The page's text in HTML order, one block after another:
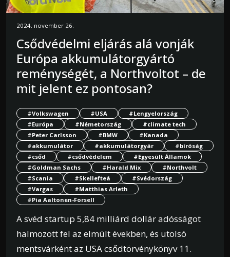
2024. november 26.
Csődvédelmi eljárás alá vonják
Európa akkumulátorgyártó
reménységét, a Northvoltot – de
mit jelent ez pontosan?
#Volkswagen #USA
#Lengyelország
#Európa
#Németország
#climate tech
#Peter Carlsson
#BMW
#Kanada
#akkumulátor
#akkumulátorgyár
#bíróság
#csőd
#csődvédelem
#Egyesült Államok
#Goldman Sachs
#Harald Mix
#Northvolt
#Scania
#Skellefteå
#Svédország
#Vargas
#Matthias Arleth
#Pia Aaltonen-Forsell
A svéd startup 5,84 milliárd dollár adósságot
halmozott fel az elmúlt években, és utolsó
mentsvárként az USA csődtörvénykönyv 11.